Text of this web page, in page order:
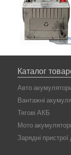
Каталог
Авто
Вантажні
Тягові АКБ
Мото
Зарядні